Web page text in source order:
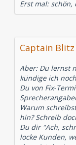
Erst mal:
Captain
Aber: Du lernst
kündige ich
Du von Fix-
Warum
hin? Schreib
Du dir "Ach,
locke Kunden,